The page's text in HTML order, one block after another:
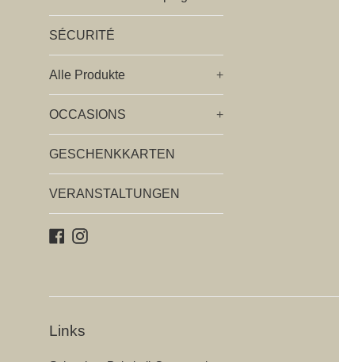
SÉCURITÉ
Alle Produkte +
OCCASIONS +
GESCHENKKARTEN
VERANSTALTUNGEN
Facebook
Instagram
Links